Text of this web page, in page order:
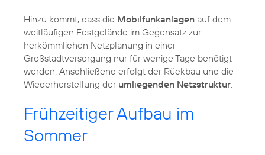
Hinzu kommt, dass die Mobilfunkanlagen auf dem
weitläufigen Festgelände im Gegensatz zur
herkömmlichen Netzplanung in einer
Großstadtversorgung nur für wenige Tage benötigt
werden. Anschließend erfolgt der Rückbau und die
Wiederherstellung der umliegenden Netzstruktur.
Frühzeitiger Aufbau im
Sommer